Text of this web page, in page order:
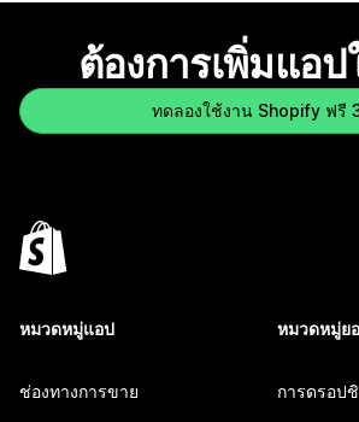
ต้องการเพิ่มแอ
ทดลองใช้งาน Shopify ฟรี
หมวดหมู่แอป
ช่องทางการขาย
หมวดหมู่ย
การดรอป